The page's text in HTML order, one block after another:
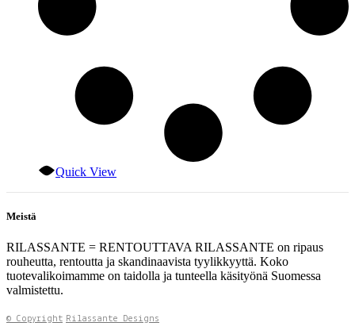
Quick View
Meistä
RILASSANTE = RENTOUTTAVA RILASSANTE on ripaus
rouheutta, rentoutta ja skandinaavista tyylikkyyttä. Koko
tuotevalikoimamme on taidolla ja tunteella käsityönä Suomessa
valmistettu.
© Copyright Rilassante Designs